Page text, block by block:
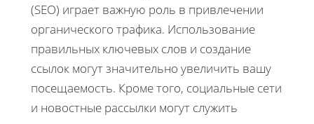
(SEO) играет важную роль в привлечении
органического трафика. Использование
правильных ключевых слов и создание
ссылок могут значительно увеличить вашу
посещаемость. Кроме того, социальные сети
и новостные рассылки могут служить